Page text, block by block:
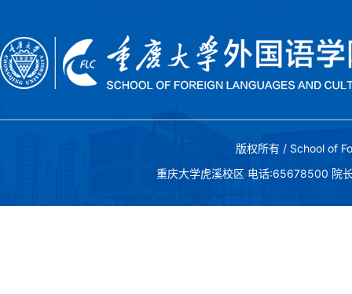
版权所有 / School of
重庆大学虎溪校区 电话:65678500 院